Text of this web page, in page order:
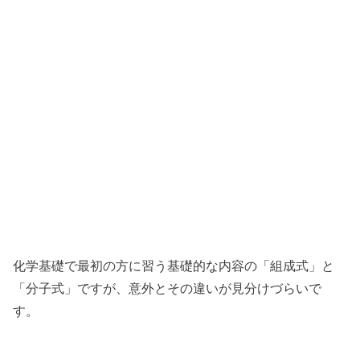
化学基礎で最初の方に習う基礎的な内容の「組成式」と
「分子式」ですが、意外とその違いが見分けづらいで
す。